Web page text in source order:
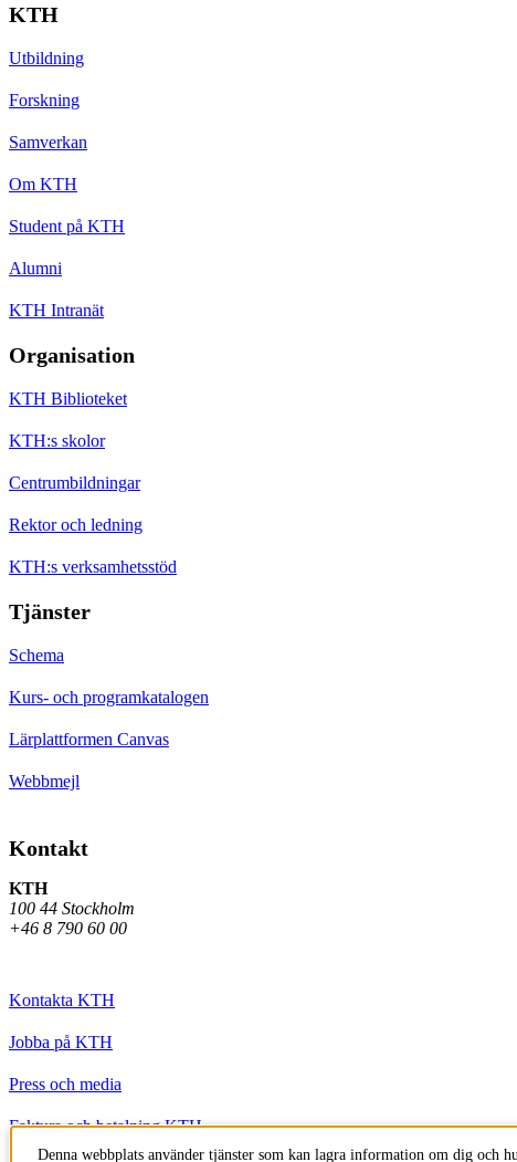
KTH
Utbildning
Forskning
Samverkan
Om KTH
Student på KTH
Alumni
KTH Intranät
Organisation
KTH Biblioteket
KTH:s skolor
Centrumbildningar
Rektor och ledning
KTH:s verksamhetsstöd
Tjänster
Schema
Kurs- och programkatalogen
Lärplattformen Canvas
Webbmejl
Kontakt
KTH
100 44 Stockholm
+46 8 790 60 00
Kontakta KTH
Jobba på KTH
Press och media
Faktura och betalning KTH
Denna webbplats använder tjänster som kan lagra information om dig och